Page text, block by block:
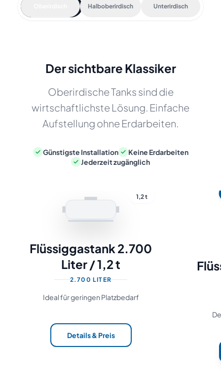
Halboberirdisch Unterirdisch
Der sichtbare Klassiker
Oberirdische Tanks sind die
wirtschaftlichste Lösung. Einfache
Aufstellung ohne Erdarbeiten.
Günstigste Installation
Keine Erdarbeiten
Jederzeit zugänglich
1,2 t
Flüssiggastank 2.700
Liter / 1,2 t
2.700 LITER
Ideal für geringen Platzbedarf
Details & Preis